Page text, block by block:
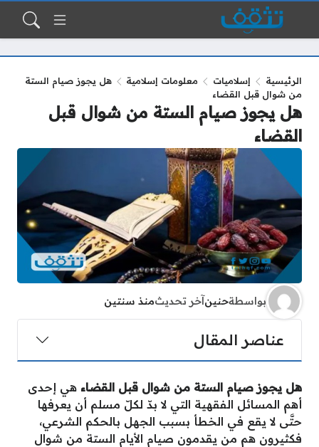
الرئيسية إسلاميات معلومات إسلامية
هل يجوز صيام الستة
من شوال قبل القضاء
هل يجوز صيام الستة من شوال قبل
القضاء
بواسطةحنينآخر تحديثمنذ سنتين
عناصر المقال
هل يجوز صيام الستة من شوال قبل القضاء هي إحدى
أهم المسائل الفقهية التي لا بدّ لكلّ مسلم أن يعرفها
حتَّى لا يقع في الخطأ بسبب الجهل بالحكم الشرعي،
فكثيرون هم من يقدمون صيام الأيام الستة من شوال